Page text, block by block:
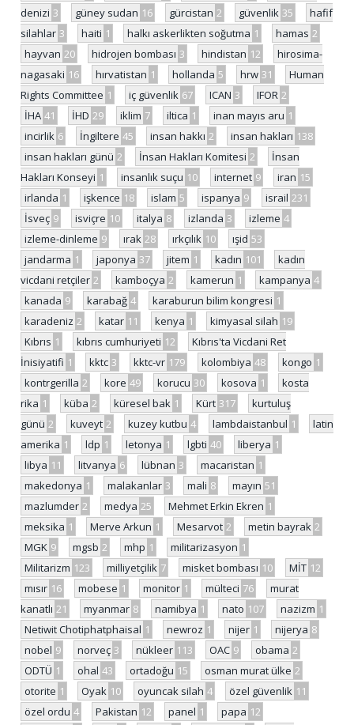
denizi 3 güney sudan 16 gürcistan 2 güvenlik 35
hafif
silahlar 3 haiti 1 halkı askerlikten soğutma 1 hamas 2
hayvan 20 hidrojen bombası 3 hindistan 12
hirosima-
nagasaki 16 hırvatistan 1 hollanda 5 hrw 31
Human
Rights Committee 1 iç güvenlik 67 ICAN 3 IFOR 2
İHA 41 İHD 29 iklim 7 iltica 1 inan mayıs aru 1
incirlik 6 İngiltere 45 insan hakkı 2 insan hakları 138
insan hakları günü 2 İnsan Hakları Komitesi 2
İnsan
Hakları Konseyi 1 insanlık suçu 10 internet 9 iran 15
irlanda 1 işkence 18 islam 5 ispanya 9 israil 231
İsveç 9 isviçre 10 italya 8 izlanda 3 izleme 4
izleme-dinleme 9 ırak 28 ırkçılık 10 ışid 53
jandarma 1 japonya 37 jitem 1 kadın 101
kadın
vicdani retçiler 2 kamboçya 2 kamerun 1 kampanya 4
kanada 9 karabağ 4 karaburun bilim kongresi 1
karadeniz 2 katar 11 kenya 1 kimyasal silah 19
Kıbrıs 1 kıbrıs cumhuriyeti 12
Kıbrıs'ta Vicdani Ret
İnisiyatifi 1 kktc 3 kktc-vr 179 kolombiya 48 kongo 1
kontrgerilla 2 kore 49 korucu 30 kosova 1
kosta
rika 1 küba 2 küresel bak 1 Kürt 317
kurtuluş
günü 2 kuveyt 2 kuzey kutbu 4 lambdaistanbul 1
latin
amerika 1 ldp 1 letonya 1 lgbti 40 liberya 1
libya 11 litvanya 6 lübnan 3 macaristan 1
makedonya 1 malakanlar 3 mali 8 mayın 51
mazlumder 2 medya 25 Mehmet Erkin Ekren 1
meksika 1 Merve Arkun 1 Mesarvot 2 metin bayrak 2
MGK 9 mgsb 2 mhp 1 militarizasyon 1
Militarizm 123 milliyetçilik 7 misket bombası 10 MİT 12
mısır 16 mobese 1 monitor 1 mülteci 76
murat
kanatlı 21 myanmar 8 namibya 1 nato 107 nazizm 1
Netiwit Chotiphatphaisal 1 newroz 1 nijer 1 nijerya 8
nobel 9 norveç 3 nükleer 113 OAC 9 obama 2
ODTÜ 1 ohal 43 ortadoğu 15 osman murat ülke 2
otorite 1 Oyak 10 oyuncak silah 4 özel güvenlik 11
özel ordu 4 Pakistan 12 panel 1 papa 12